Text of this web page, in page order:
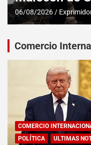
06/08/2026
Comercio
COMERCIO
POLÍTICA
ULTIMAS